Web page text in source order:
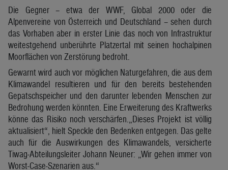
Die Gegner – etwa der WWF, Global 2000 oder die
Alpenvereine von Österreich und Deutschland – sehen durch
das Vorhaben aber in erster Linie das noch von Infrastruktur
weitestgehend unberührte Platzertal mit seinen hochalpinen
Moorflächen von Zerstörung bedroht.
Gewarnt wird auch vor möglichen Naturgefahren, die aus dem
Klimawandel resultieren und für den bereits bestehenden
Gepatschspeicher und den darunter lebenden Menschen zur
Bedrohung werden könnten. Eine Erweiterung des Kraftwerks
könne das Risiko noch verschärfen.„Dieses Projekt ist völlig
aktualisiert“, hielt Speckle den Bedenken entgegen. Das gelte
auch für die Auswirkungen des Klimawandels, versicherte
Tiwag-Abteilungsleiter Johann Neuner: „Wir gehen immer von
Worst-Case-Szenarien aus.“